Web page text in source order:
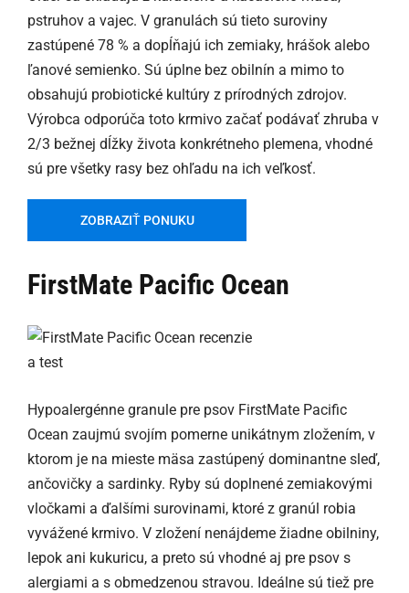
pstruhov a vajec. V granulách sú tieto suroviny
zastúpené 78 % a dopĺňajú ich zemiaky, hrášok alebo
ľanové semienko. Sú úplne bez obilnín a mimo to
obsahujú probiotické kultúry z prírodných zdrojov.
Výrobca odporúča toto krmivo začať podávať zhruba v
2/3 bežnej dĺžky života konkrétneho plemena, vhodné
sú pre všetky rasy bez ohľadu na ich veľkosť.
ZOBRAZIŤ PONUKU
FirstMate Pacific Ocean
Hypoalergénne granule pre psov FirstMate Pacific
Ocean zaujmú svojím pomerne unikátnym zložením, v
ktorom je na mieste mäsa zastúpený dominantne sleď,
ančovičky a sardinky. Ryby sú doplnené zemiakovými
vločkami a ďalšími surovinami, ktoré z granúl robia
vyvážené krmivo. V zložení nenájdeme žiadne obilniny,
lepok ani kukuricu, a preto sú vhodné aj pre psov s
alergiami a s obmedzenou stravou. Ideálne sú tiež pre